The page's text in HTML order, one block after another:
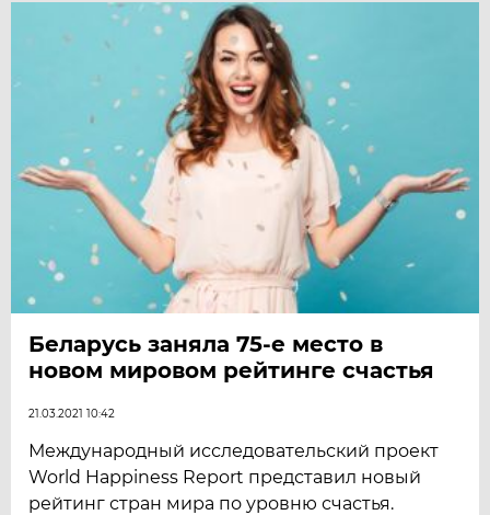
Беларусь заняла 75-е место в
новом мировом рейтинге счастья
21.03.2021 10:42
Международный исследовательский проект
World Happiness Report представил новый
рейтинг стран мира по уровню счастья.